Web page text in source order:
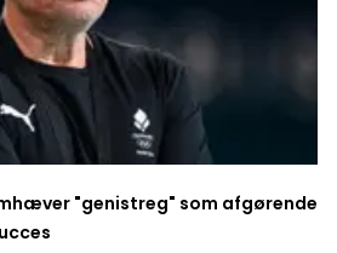
"genistreg" som afgørende